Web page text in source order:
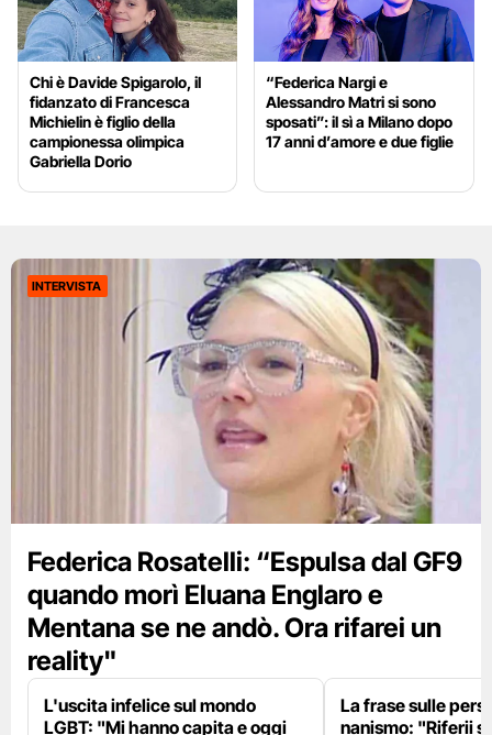
Chi è Davide Spigarolo, il
fidanzato di Francesca
Michielin è figlio della
campionessa olimpica
Gabriella Dorio
“Federica Nargi e
Alessandro Matri si sono
sposati”: il sì a Milano dopo
17 anni d’amore e due figlie
INTERVISTA
Federica Rosatelli: “Espulsa dal GF9
quando morì Eluana Englaro e
Mentana se ne andò. Ora rifarei un
reality"
L'uscita infelice sul mondo
LGBT: "Mi hanno capita e oggi
La frase sulle
nanismo: "Riferii